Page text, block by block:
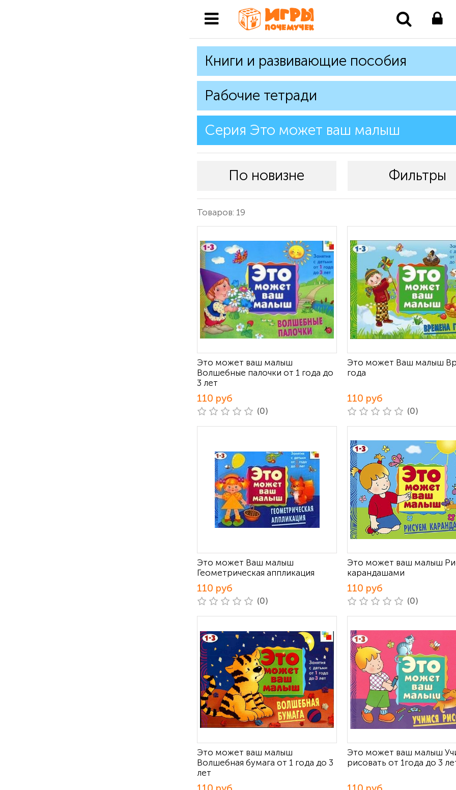
Книги и развивающие пособия
Рабочие тетради
Серия Это может ваш малыш
По новизне Фильтры
Товаров: 19
Это может ваш малыш
Волшебные палочки от 1 года до
3 лет
110 руб
(0)
Это может Ваш малыш
года
110 руб
(0)
Это может Ваш малыш
Геометрическая аппликация
110 руб
(0)
Это может ваш малыш
карандашами
110 руб
(0)
Это может ваш малыш
Волшебная бумага от 1 года до 3
лет
Это может ваш малыш
рисовать от 1года до 3